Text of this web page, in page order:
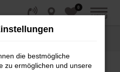
0
MENÜ
die bestmögliche
zu ermöglichen und unsere